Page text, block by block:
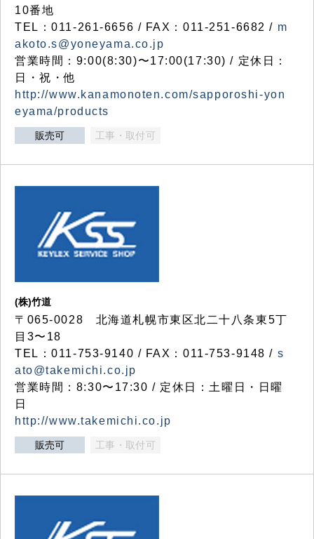
10番地
TEL：011-261-6656 / FAX：011-251-6682 / m
akoto.s@yoneyama.co.jp
営業時間：9:00(8:30)〜17:00(17:30) / 定休日：
日・祝・他
http://www.kanamonoten.com/sapporoshi-yon
eyama/products
販売可 工事・取付可
(株)竹道
〒065-0028 北海道札幌市東区北二十八条東5丁
目3〜18
TEL：011-753-9140 / FAX：011-753-9148 / s
ato@takemichi.co.jp
営業時間：8:30〜17:30 / 定休日：土曜日・日曜
日
http://www.takemichi.co.jp
販売可 工事・取付可